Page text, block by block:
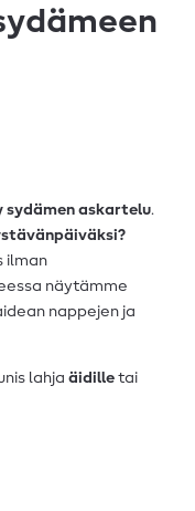
sydämen askartelu.
ilman
näytämme
nappejen ja
lahja äidille tai